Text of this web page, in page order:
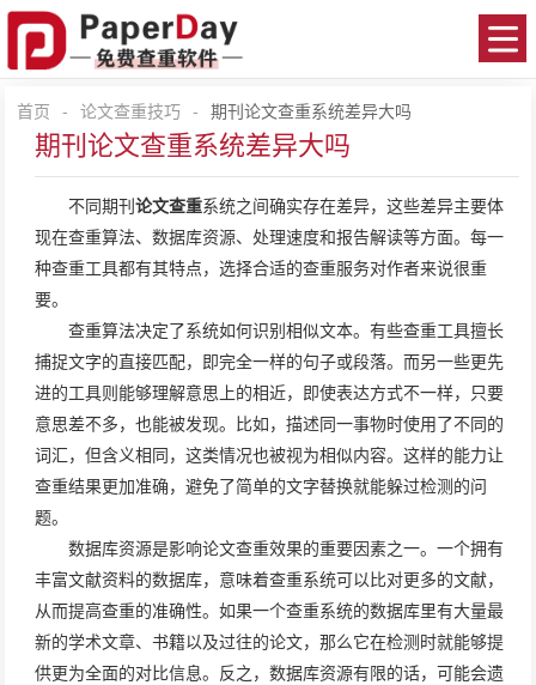
首页 - 论文查重技巧 - 期刊论文查重系统差异大吗
期刊论文查重系统差异大吗
不同期刊论文查重系统之间确实存在差异，这些差异主要体
现在查重算法、数据库资源、处理速度和报告解读等方面。每一
种查重工具都有其特点，选择合适的查重服务对作者来说很重
要。
查重算法决定了系统如何识别相似文本。有些查重工具擅长
捕捉文字的直接匹配，即完全一样的句子或段落。而另一些更先
进的工具则能够理解意思上的相近，即使表达方式不一样，只要
意思差不多，也能被发现。比如，描述同一事物时使用了不同的
词汇，但含义相同，这类情况也被视为相似内容。这样的能力让
查重结果更加准确，避免了简单的文字替换就能躲过检测的问
题。
数据库资源是影响论文查重效果的重要因素之一。一个拥有
丰富文献资料的数据库，意味着查重系统可以比对更多的文献，
从而提高查重的准确性。如果一个查重系统的数据库里有大量最
新的学术文章、书籍以及过往的论文，那么它在检测时就能够提
供更为全面的对比信息。反之，数据库资源有限的话，可能会遗